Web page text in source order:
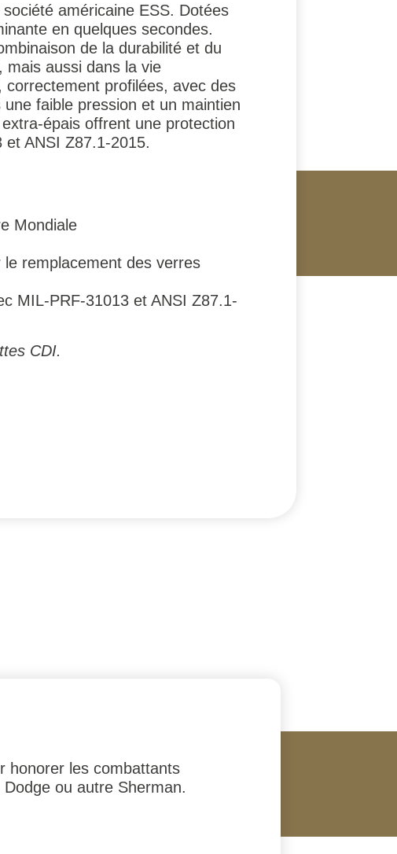
américaine ESS. Dotées
en quelques secondes.
de la durabilité et du
mais aussi dans la vie
profilées, avec des
faible pression et un maintien
épais offrent une protection
et ANSI Z87.1-2015.
Mondiale
remplacement des verres
MIL-PRF-31013 et ANSI Z87.1-
CDI.
honorer les combattants
ou autre Sherman.